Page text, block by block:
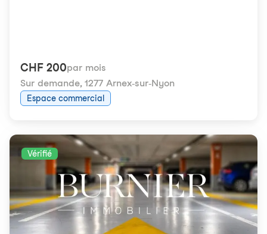
CHF 200par mois
Sur demande, 1277 Arnex-sur-Nyon
Espace commercial
Vérifié